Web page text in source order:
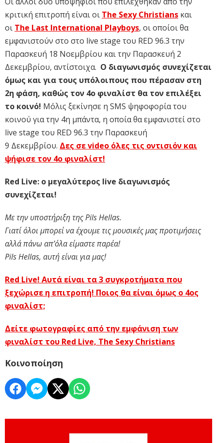
κριτική επιτροπή είναι οι The Sexy Christians και
οι The Last International Playboys, οι οποίοι θα
εμφανιστούν στο στο live stage του RED 96.3 την
Παρασκευή 18 Νοεμβρίου και την Παρασκευή 2
Δεκεμβρίου, αντίστοιχα. Ο διαγωνισμός συνεχίζεται
όμως και για τους υπόλοιπους που πέρασαν στη
2η φάση, καθώς τον 4ο φιναλίστ θα τον επιλέξει
το κοινό! Μόλις ξεκίνησε η SMS ψηφοφορία του
κοινού για την 4η μπάντα, η οποία θα εμφανιστεί στο
live stage του RED 96.3 την Παρασκευή
9 Δεκεμβρίου. Δες σε video όλες τις οντισιόν και
ψήφισε τον 4ο φιναλίστ!
Red Live: ο μεγαλύτερος live διαγωνισμός
συνεχίζεται!
Με την υποστήριξη της Pils Hellas.
Γιατί όλοι μπορεί να έχουμε τις μουσικές μας προτιμήσεις
αλλά πάνω απ’όλα είμαστε παρέα!
Pils Hellas, αυτή είναι για μας!
Red Live! Αυτά είναι τα 3 συγκροτήματα που
ξεχώρισε η επιτροπή! Ποιος θα είναι όμως ο 4ος
φιναλίστ;
Δείτε φωτογραφίες από την εμφάνιση των
φιναλίστ του Red Live, The Sexy Christians
Κοινοποίηση